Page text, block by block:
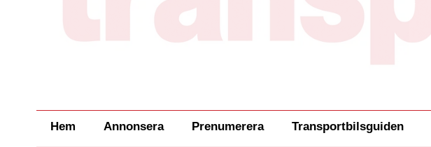
Hem Annonsera Prenumerera Transportbilsguiden